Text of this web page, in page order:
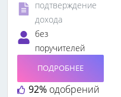
подтверждение
дохода
без
поручителей
92% одобрений
ПОДРОБНЕЕ